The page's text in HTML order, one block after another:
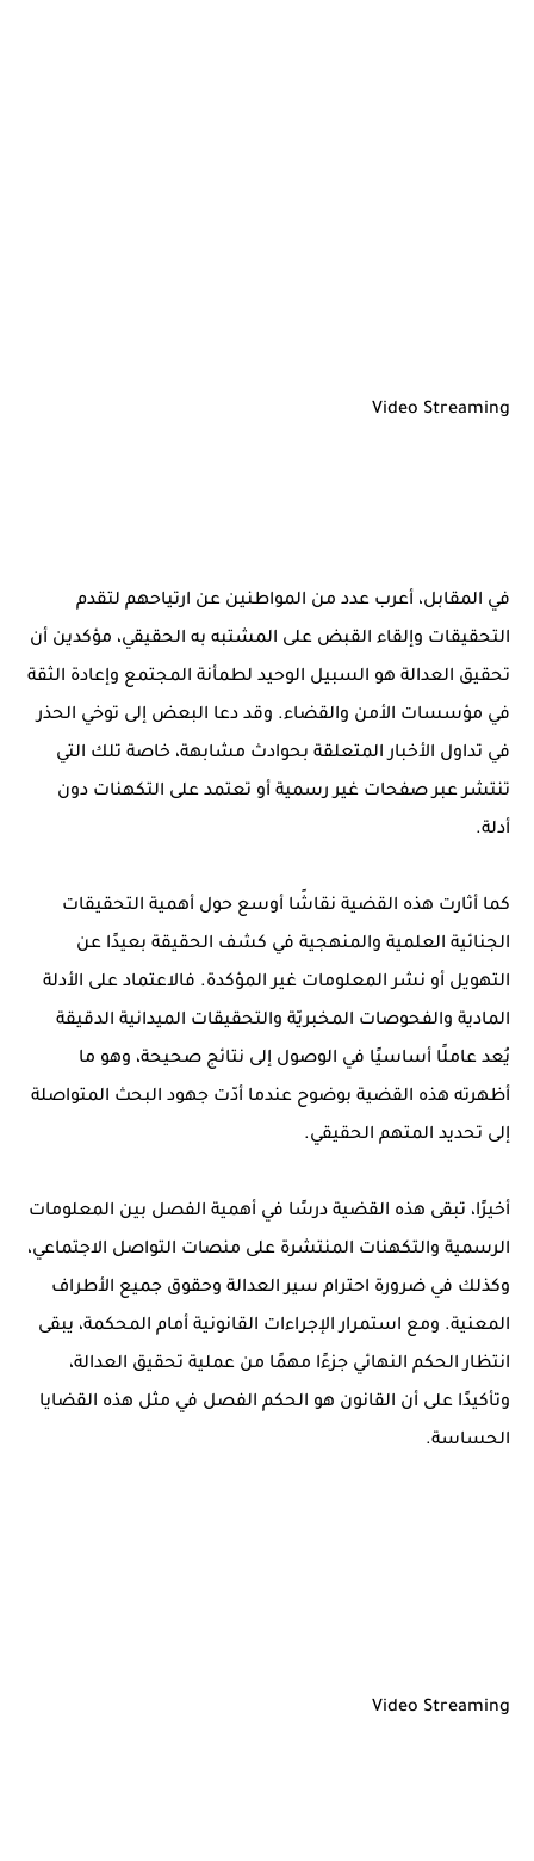
Video Streaming
في المقابل، أعرب عدد من المواطنين عن ارتياحهم لتقدم
التحقيقات وإلقاء القبض على المشتبه به الحقيقي، مؤكدين أن
تحقيق العدالة هو السبيل الوحيد لطمأنة المجتمع وإعادة الثقة
في مؤسسات الأمن والقضاء. وقد دعا البعض إلى توخي الحذر
في تداول الأخبار المتعلقة بحوادث مشابهة، خاصة تلك التي
تنتشر عبر صفحات غير رسمية أو تعتمد على التكهنات دون
أدلة.
كما أثارت هذه القضية نقاشًا أوسع حول أهمية التحقيقات
الجنائية العلمية والمنهجية في كشف الحقيقة بعيدًا عن
التهويل أو نشر المعلومات غير المؤكدة. فالاعتماد على الأدلة
المادية والفحوصات المخبريّة والتحقيقات الميدانية الدقيقة
يُعد عاملًا أساسيًا في الوصول إلى نتائج صحيحة، وهو ما
أظهرته هذه القضية بوضوح عندما أدّت جهود البحث المتواصلة
إلى تحديد المتهم الحقيقي.
أخيرًا، تبقى هذه القضية درسًا في أهمية الفصل بين المعلومات
الرسمية والتكهنات المنتشرة على منصات التواصل الاجتماعي،
وكذلك في ضرورة احترام سير العدالة وحقوق جميع الأطراف
المعنية. ومع استمرار الإجراءات القانونية أمام المحكمة، يبقى
انتظار الحكم النهائي جزءًا مهمًا من عملية تحقيق العدالة،
وتأكيدًا على أن القانون هو الحكم الفصل في مثل هذه القضايا
الحساسة.
Video Streaming